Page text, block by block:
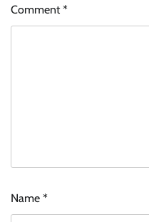
Comment*
Name *